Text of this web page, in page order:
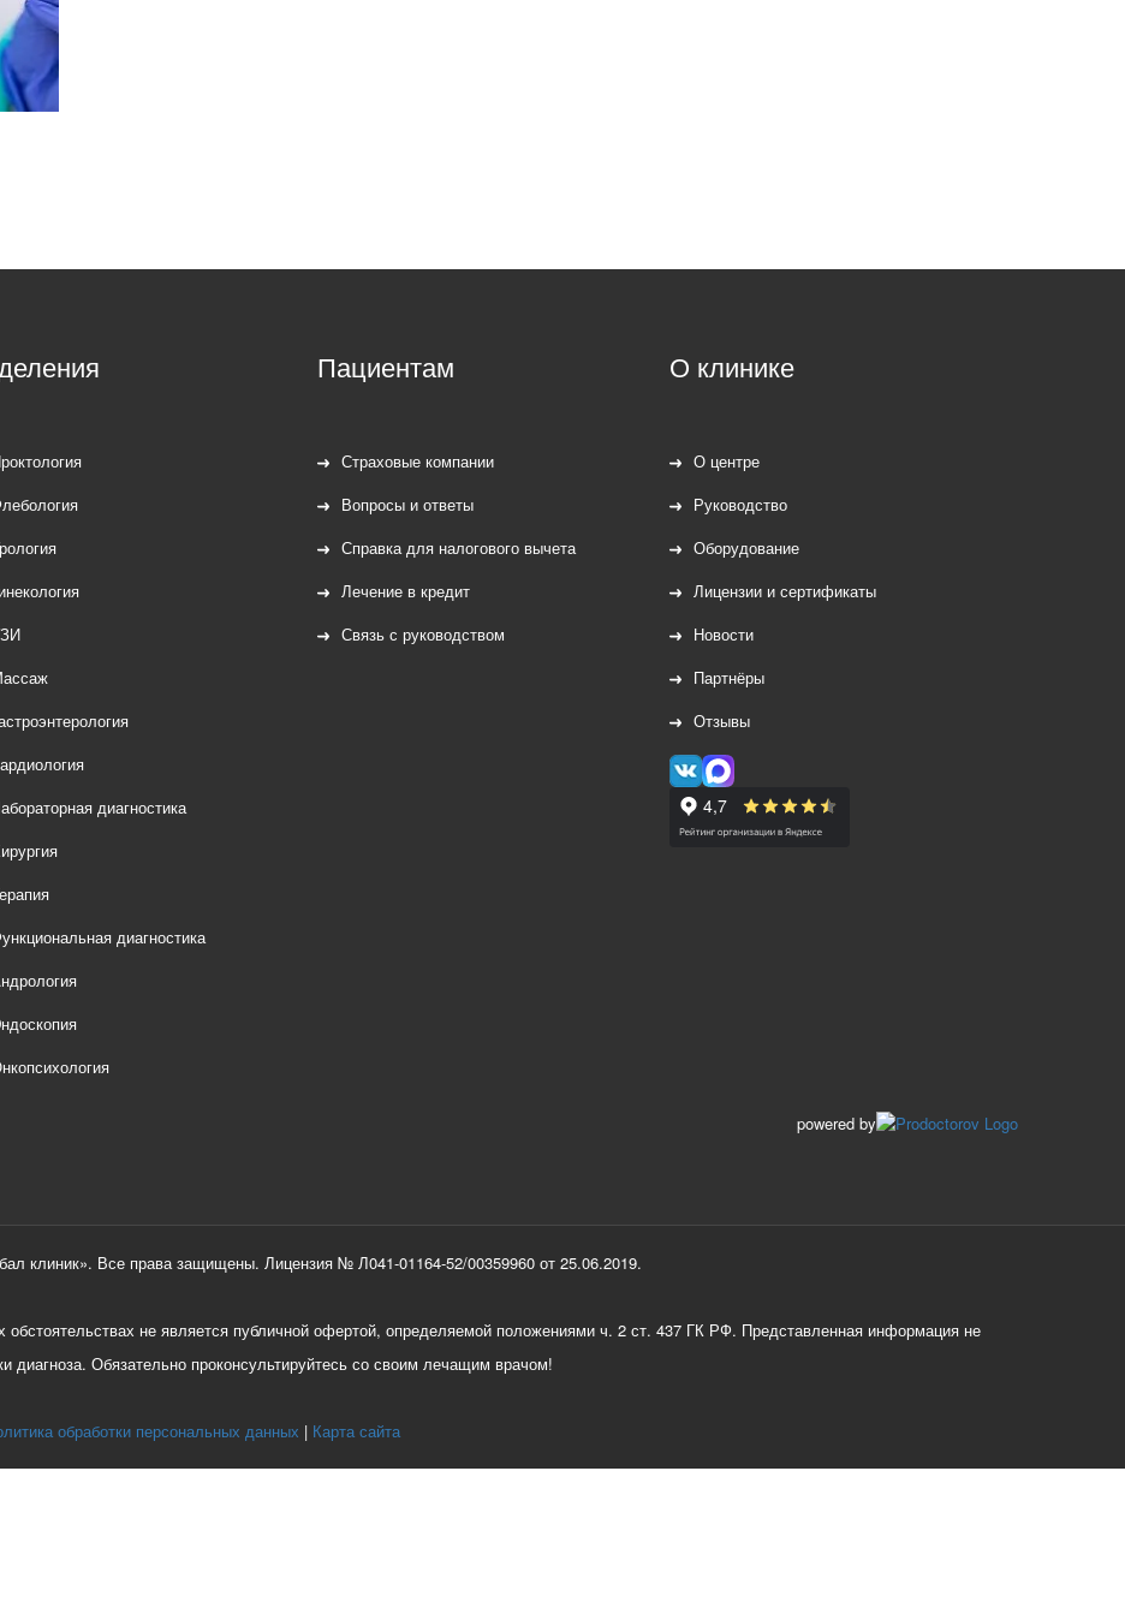
диагностика
диагностика
Пациентам
Страховые компании
Вопросы и ответы
Справка для налогового вычета
Лечение в кредит
Связь с руководством
О клинике
О центре
Руководство
Оборудование
Лицензии и сертификаты
Новости
Партнёры
Отзывы
powered by
клиник». Все права защищены. Лицензия № Л041-01164-52/00359960 от 25.06.2019.
обстоятельствах не является публичной офертой, определяемой положениями ч. 2 ст. 437 ГК РФ. Представленная информация не
диагноза. Обязательно проконсультируйтесь со своим лечащим врачом!
обработки персональных данных Карта сайта